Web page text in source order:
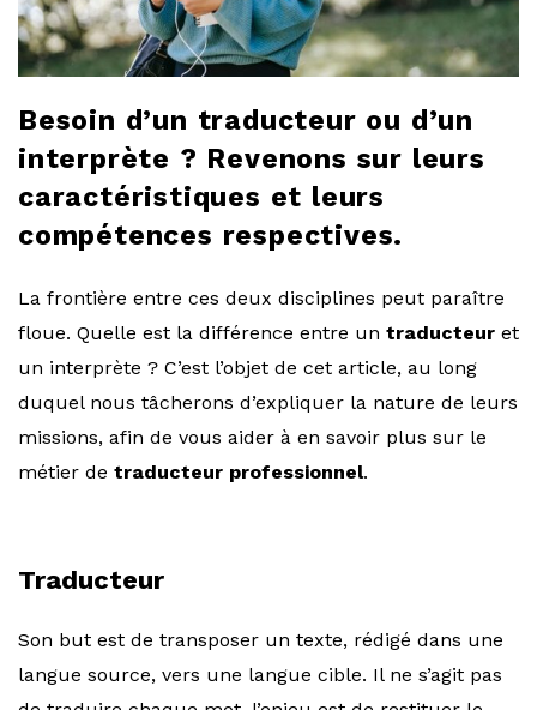
l
o
g
Besoin d’un traducteur ou d’un
interprète ? Revenons sur leurs
caractéristiques et leurs
compétences respectives.
La frontière entre ces deux disciplines peut paraître
floue. Quelle est la différence entre un traducteur et
un interprète ? C’est l’objet de cet article, au long
duquel nous tâcherons d’expliquer la nature de leurs
missions, afin de vous aider à en savoir plus sur le
métier de traducteur professionnel.
Traducteur
Son but est de transposer un texte, rédigé dans une
langue source, vers une langue cible. Il ne s’agit pas